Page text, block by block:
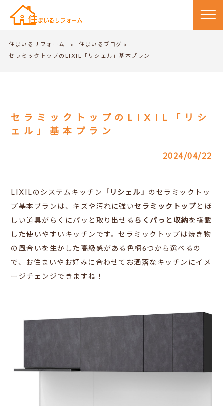
住まいるリフォーム > 住まいるブログ >
セラミックトップのLIXIL「リシェル」基本プラン
セラミックトップのLIXIL「リシ
ェル」基本プラン
2024/04/22
LIXILのシステムキッチン 「リシェル」 のセラミックトッ
プ基本プランは、キズや汚れに強いセラミックトップとほ
しい道具がらくにパッと取り出せる らくパっと収納を搭載
した使いやすいキッチンです。セラミックトップは焼き物
の風合いを生かした高級感がある色柄6つから選べるの
で、お住まいやお好みに合わせてお洒落なキッチンにイメ
ージチェンジできますね！